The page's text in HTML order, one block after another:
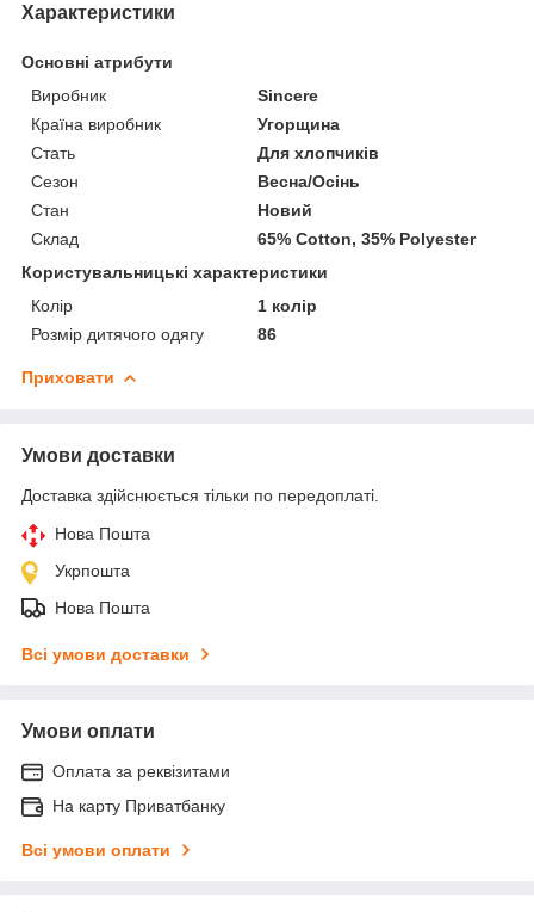
Характеристики
Основні атрибути
Виробник
Sincere
Країна виробник
Угорщина
Стать
Для хлопчиків
Сезон
Весна/Осінь
Стан
Новий
Склад
65% Cotton, 35% Polyester
Користувальницькі характеристики
Колір
1 колір
Розмір дитячого одягу
86
Приховати
Умови доставки
Доставка здійснюється тільки по передоплаті.
Нова Пошта
Укрпошта
Нова Пошта
Всі умови доставки
Умови оплати
Оплата за реквізитами
На карту Приватбанку
Всі умови оплати